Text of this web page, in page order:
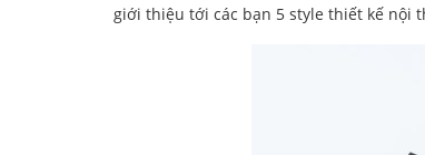
giới thiệu tới các bạn 5 style thiết kế nội